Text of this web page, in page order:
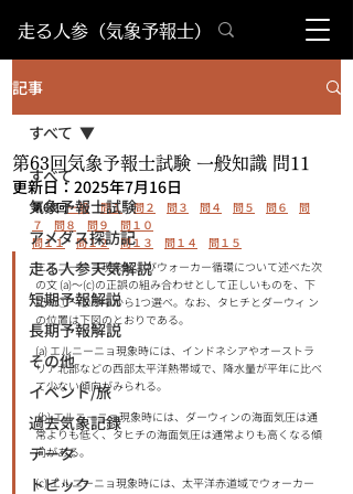
​走る人参（気象予報士）
記事
すべて
気象予報士試験
アメダス探訪記
走る人参天気解説
短期予報解説
長期予報解説
その他
イベント/旅
過去気象記録
データ
トピック
すべて
第63回気象予報士試験 一般知識 問11
更新日： 2025年7月16日
第63回一般 問１ 問２ 問３ 問４ 問５ 問６
問
７
問８ 問９
問１０
問１１
問１２ 問１３ 問１４
問１５
エルニーニョ現象およびウォーカー循環について述べた次
の文 (a)～(c)の正誤の組み合わせとして正しいものを、下
記の①～⑤の中から1つ選べ。なお、タヒチとダーウィ ン
の位置は下図のとおりである。
(a) エルニーニョ現象時には、インドネシアやオーストラ
リア北部などの西部太平洋熱帯域で、降水量が平年に比べ
て少ない傾向がみられる。
(b) エルニーニョ現象時には、ダーウィンの海面気圧は通
常よりも低く、タヒチの海面気圧は通常よりも高くなる傾
向がある。
(c) エルニーニョ現象時には、太平洋赤道域でウォーカー